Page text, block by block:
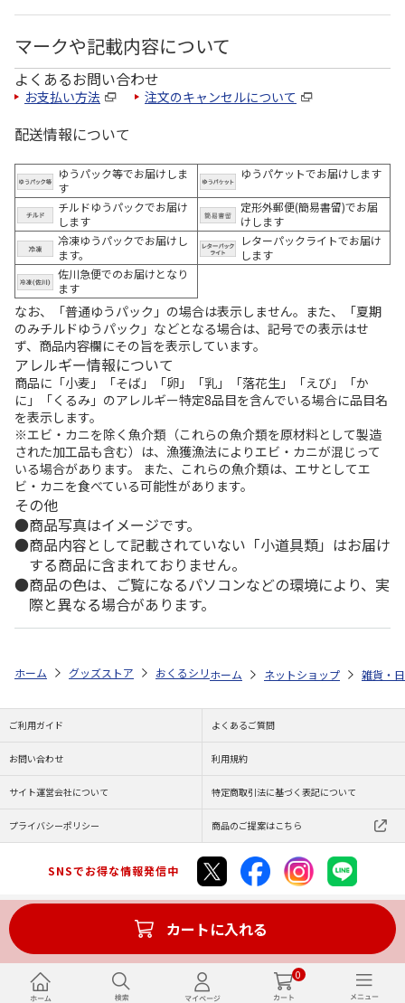
0
マークや記載内容について
よくあるお問い合わせ
お支払い方法 注文のキャンセルについて
配送情報について
ゆうパック等でお届けしま
す
ゆうパケットでお届けします
チルドゆうパックでお届け
します
定形外郵便(簡易書留)でお届
けします
冷凍ゆうパックでお届けし
ます。
レターパックライトでお届け
します
佐川急便でのお届けとなり
ます
なお、「普通ゆうパック」の場合は表示しません。また、「夏期
のみチルドゆうパック」などとなる場合は、記号での表示はせ
ず、商品内容欄にその旨を表示しています。
アレルギー情報について
商品に「小麦」「そば」「卵」「乳」「落花生」「えび」「か
に」「くるみ」のアレルギー特定8品目を含んでいる場合に品目名
を表示します。
※エビ・カニを除く魚介類（これらの魚介類を原材料として製造
された加工品も含む）は、漁獲漁法によりエビ・カニが混じって
いる場合があります。 また、これらの魚介類は、エサとしてエ
ビ・カニを食べている可能性があります。
その他
商品写真はイメージです。
商品内容として記載されていない「小道具類」はお届け
する商品に含まれておりません。
商品の色は、ご覧になるパソコンなどの環境により、実
際と異なる場合があります。
カートに入れる
ホーム グッズストア おくるシリーズ おくるシリーズ2025 おく
ホーム ネットショップ 雑貨・
ご利用ガイド よくあるご質問
お問い合わせ 利用規約
サイト運営会社について 特定商取引法に基づく表記について
プライバシーポリシー 商品のご提案はこちら
SNSでお得な情報発信中